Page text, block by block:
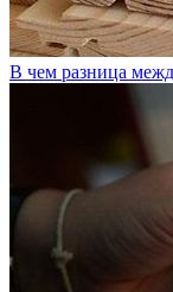
В чем разница